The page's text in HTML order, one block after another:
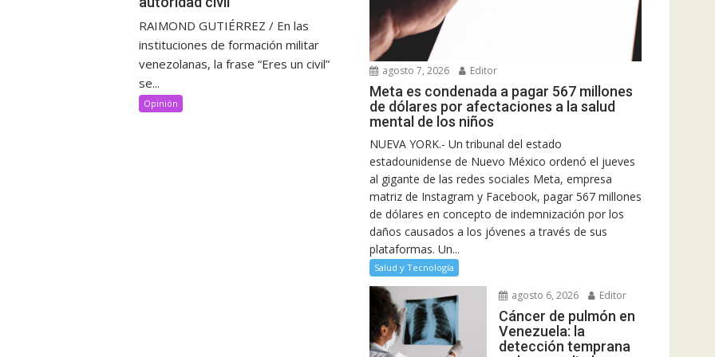
RAIMOND GUTIÉRREZ / En las
instituciones de formación militar
venezolanas, la frase “Eres un civil”
se...
Opinión
agosto 7, 2026 Editor
Meta es condenada a pagar 567 millones
de dólares por afectaciones a la salud
mental de los niños
NUEVA YORK.- Un tribunal del estado
estadounidense de Nuevo México ordenó el jueves
al gigante de las redes sociales Meta, empresa
matriz de Instagram y Facebook, pagar 567 millones
de dólares en concepto de indemnización por los
daños causados a los jóvenes a través de sus
plataformas. Un...
Salud y Tecnología
agosto 6, 2026 Editor
Cáncer de pulmón en
Venezuela: la
detección temprana